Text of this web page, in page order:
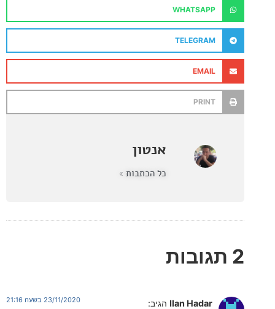
WHATSAPP
TELEGRAM
אנטון
Ilan Hadar הגיב: